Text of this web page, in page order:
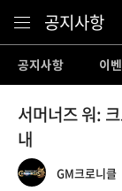
공지사항
공지사항 이
서머너즈 워:
내
GM크로니클